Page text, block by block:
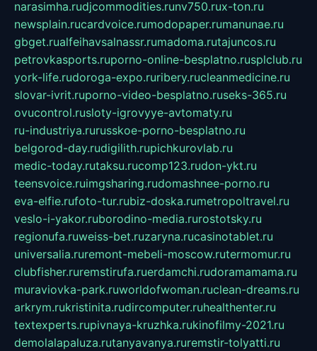
narasimha.rudjcommodities.runv750.rux-ton.ru
newsplain.rucardvoice.rumodopaper.rumanunae.ru
gbget.rualfeihavsalnassr.rumadoma.rutajuncos.ru
petrovkasports.ruporno-online-besplatno.rusplclub.ru
york-life.rudoroga-expo.ruribery.rucleanmedicine.ru
slovar-ivrit.ruporno-video-besplatno.ruseks-365.ru
ovucontrol.rusloty-igrovyye-avtomaty.ru
ru-industriya.rurusskoe-porno-besplatno.ru
belgorod-day.rudigilith.rupichkurovlab.ru
medic-today.rutaksu.rucomp123.rudon-ykt.ru
teensvoice.ruimgsharing.rudomashnee-porno.ru
eva-elfie.rufoto-tur.rubiz-doska.rumetropoltravel.ru
veslo-i-yakor.ruborodino-media.rurostotsky.ru
regionufa.ruweiss-bet.ruzaryna.rucasinotablet.ru
universalia.ruremont-mebeli-moscow.rutermomur.ru
clubfisher.ruremstirufa.ruerdamchi.rudoramamama.ru
muraviovka-park.ruworldofwoman.ruclean-dreams.ru
arkrym.rukristinita.rudircomputer.ruhealthenter.ru
textexperts.rupivnaya-kruzhka.rukinofilmy-2021.ru
demolalapaluza.rutanyavanya.ruremstir-tolyatti.ru